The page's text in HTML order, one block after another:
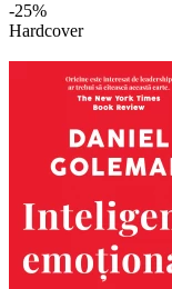
-25%
Hardcover